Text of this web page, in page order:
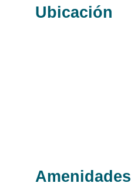
Ubicación
Amenidades